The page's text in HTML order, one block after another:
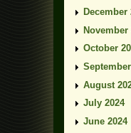
December
November
October
August
July 2024
June 2024